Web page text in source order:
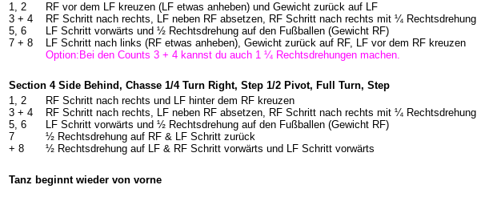
1, 2
3 + 4
5, 6
7 + 8
RF vor dem LF kreuzen (LF etwas anheben) und Gewicht zurück auf LF
RF Schritt nach rechts, LF neben RF absetzen, RF Schritt nach rechts mit ¼ Rechtsdrehung
LF Schritt vorwärts und ½ Rechtsdrehung auf den Fußballen (Gewicht RF)
LF Schritt nach links (RF etwas anheben), Gewicht zurück auf RF, LF vor dem RF kreuzen
Option:Bei den Counts 3 + 4 kannst du auch 1 ¼ Rechtsdrehungen machen.
Section 4 Side Behind, Chasse 1/4 Turn Right, Step 1/2 Pivot, Full Turn, Step
1, 2
3 + 4
5, 6
7
+ 8
RF Schritt nach rechts und LF hinter dem RF kreuzen
RF Schritt nach rechts, LF neben RF absetzen, RF Schritt nach rechts mit ¼ Rechtsdrehung
LF Schritt vorwärts und ½ Rechtsdrehung auf den Fußballen (Gewicht RF)
½ Rechtsdrehung auf RF & LF Schritt zurück
½ Rechtsdrehung auf LF & RF Schritt vorwärts und LF Schritt vorwärts
Tanz beginnt wieder von vorne